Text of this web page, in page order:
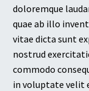
doloremque
quae ab illo
vitae dicta sunt
nostrud
commodo
in voluptate velit